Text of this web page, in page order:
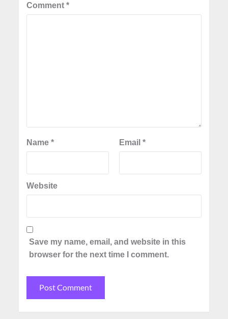
Comment*
Name* Email *
Website
Save my name, email, and website in this
browser for the next time I comment.